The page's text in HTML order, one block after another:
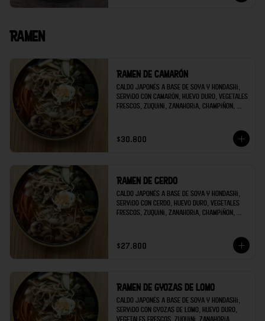
Ramen
Ramen de camarón
Caldo japonés a base de soya y hondashi,
servido con camarón, huevo duro, vegetales
frescos, zuquini, zanahoria, champiñon,
$30.800
Ramen de cerdo
Caldo japonés a base de soya y hondashi,
servido con cerdo, huevo duro, vegetales
frescos, zuquini, zanahoria, champiñon,
$27.800
Ramen de gyozas de lomo
Caldo japonés a base de soya y hondashi,
servido con gyozas de lomo, huevo duro,
vegetales frescos, zuquini, zanahoria,